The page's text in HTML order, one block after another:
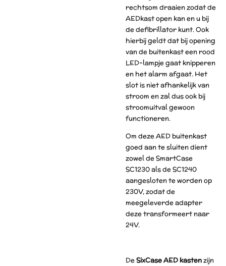
rechtsom draaien zodat de
AEDkast open kan en u bij
de defibrillator kunt. Ook
hierbij geldt dat bij opening
van de buitenkast een rood
LED-lampje gaat knipperen
en het alarm afgaat. Het
slot is niet afhankelijk van
stroom en zal dus ook bij
stroomuitval gewoon
functioneren.
Om deze AED buitenkast
goed aan te sluiten dient
zowel de SmartCase
SC1230 als de SC1240
aangesloten te worden op
230V, zodat de
meegeleverde adapter
deze transformeert naar
24V.
DeSixCase AED kastenzijn